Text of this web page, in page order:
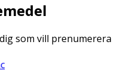
som vill prenumerera